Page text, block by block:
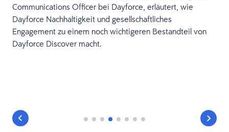
Communications Officer bei Dayforce, erläutert, wie
Dayforce Nachhaltigkeit und gesellschaftliches
Engagement zu einem noch wichtigeren Bestandteil von
Dayforce Discover macht.